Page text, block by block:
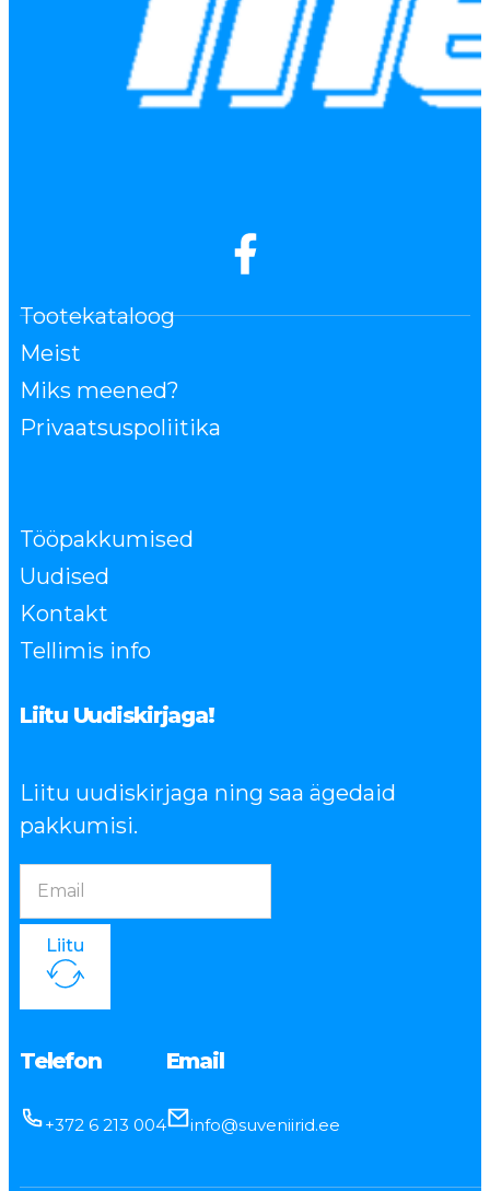
Tootekataloog
Meist
Miks meened?
Privaatsuspoliitika
Tööpakkumised
Uudised
Kontakt
Tellimis info
Liitu Uudiskirjaga!
Liitu uudiskirjaga ning saa ägedaid
pakkumisi.
Liitu
Telefon
+372 6 213 004
Email
info@suveniirid.ee